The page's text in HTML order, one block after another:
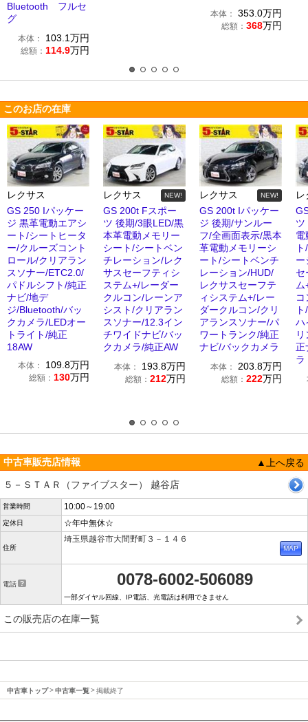
Bluetooth フルセ
グ
本体： 103.1万円
総額： 114.9万円
本体： 353.0万円
総額： 368万円
このお店の在庫
レクサス
GS 250 Iパッケー
ジ 黒革電動エアシ
ート/シートヒータ
ー/クルーズコント
ロール/クリアラン
スソナー/ETC2.0/
パドルシフト/純正
ナビ/地デ
ジ/Bluetooth/バッ
クカメラ/LEDオー
トライト/純正
18AW
本体： 109.8万円
総額： 130万円
レクサス NEW!
GS 200t Fスポー
ツ 後期/3眼LED/黒
本革電動メモリー
シート/シートベン
チレーション/レク
サスセーフティシ
ステム+/レーダー
クルコン/レーンア
シスト/クリアラン
スソナー/12.3イン
チワイドナビ/バッ
クカメラ/純正AW
本体： 193.8万円
総額： 212万円
レクサス NEW!
GS 200t Iパッケー
ジ 後期/サンルー
フ/全画面表示/黒本
革電動メモリーシ
ート/シートベンチ
レーション/HUD/
レクサスセーフテ
ィシステム+/レー
ダークルコン/クリ
アランスソナー/パ
ワートランク/純正
ナビ/バックカメラ
本体： 203.8万円
総額： 222万円
ツ
電
ー
セ
ハ
正
ラ
中古車販売店情報
▲上へ戻る
５－ＳＴＡＲ（ファイブスター） 越谷店
営業時間 10:00～19:00
定休日 ☆年中無休☆
住所
埼玉県越谷市大間野町３－１４６
電話 0078-6002-506089
一部ダイヤル回線、IP電話、光電話は利用できません
この販売店の在庫一覧
中古車トップ 中古車一覧 掲載終了